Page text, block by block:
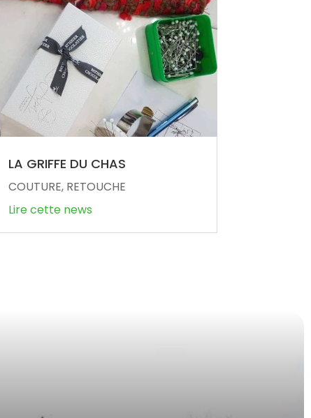
LA GRIFFE DU CHAS
COUTURE, RETOUCHE
Lire cette news